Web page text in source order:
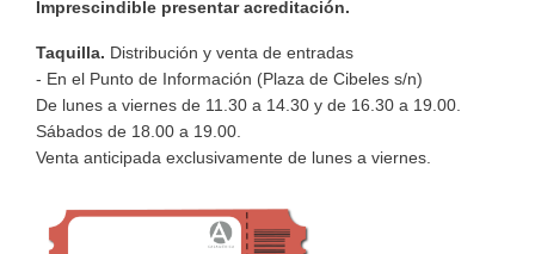
Imprescindible presentar acreditación.
Taquilla. Distribución y venta de entradas
- En el Punto de Información (Plaza de Cibeles s/n)
De lunes a viernes de 11.30 a 14.30 y de 16.30 a 19.00.
Sábados de 18.00 a 19.00.
Venta anticipada exclusivamente de lunes a viernes.